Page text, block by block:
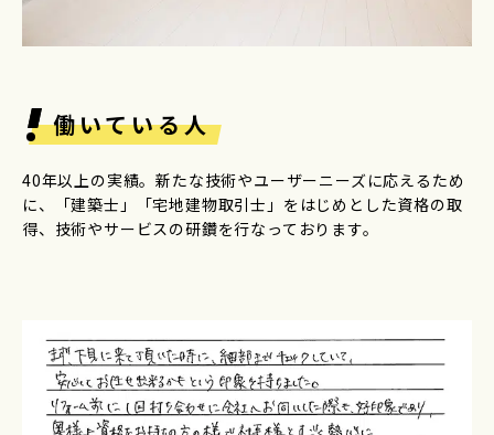
働いている人
40年以上の実績。新たな技術やユーザーニーズに応えるため
に、「建築士」「宅地建物取引士」をはじめとした資格の取
得、技術やサービスの研鑽を行なっております。